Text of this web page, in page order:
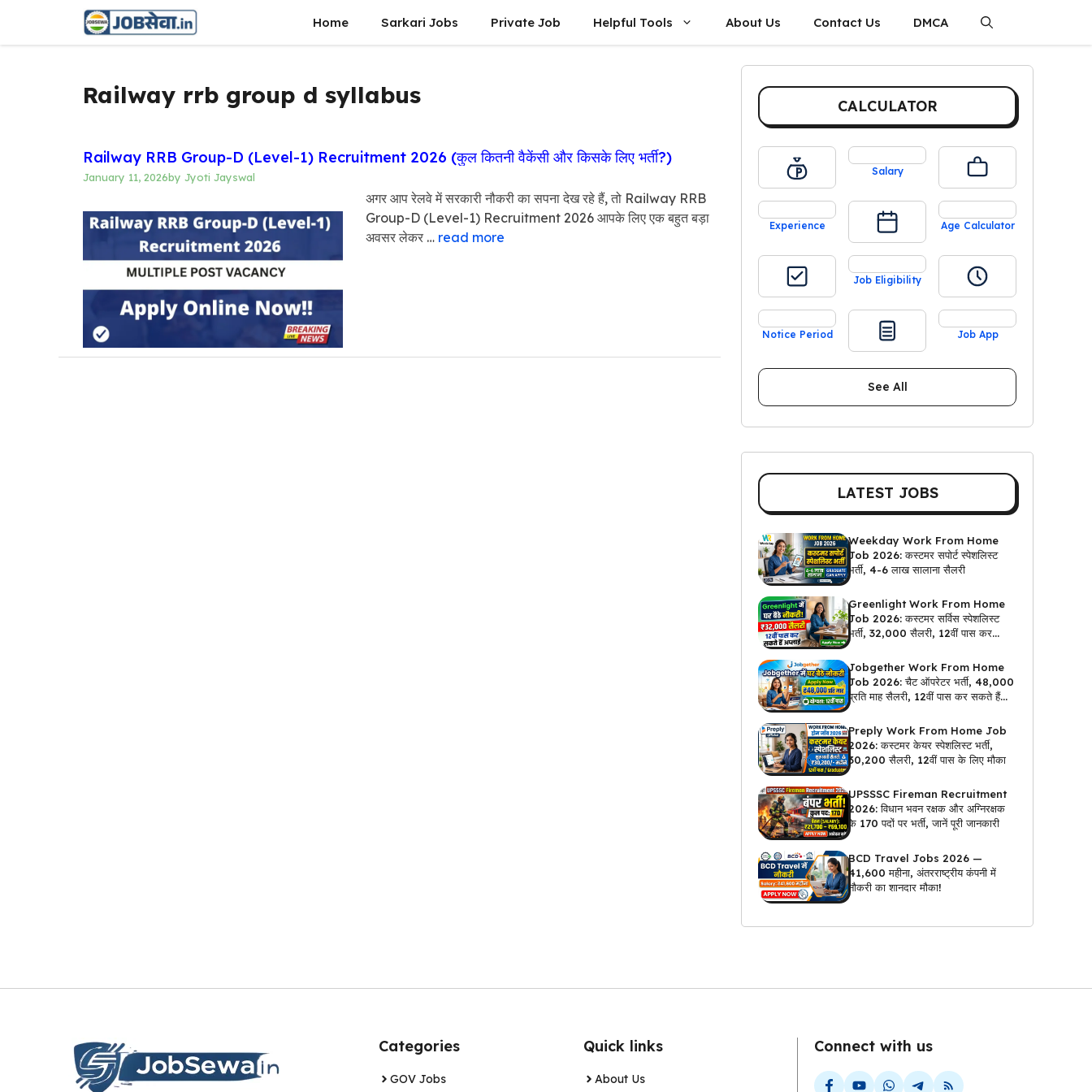
content
Home Sarkari Jobs Private Job Helpful Tools About Us Contact Us DMCA
Railway rrb group d syllabus
Railway RRB Group-D (Level-1) Recruitment 2026 (कुल कितनी वैकेंसी और किसके लिए भर्ती?)
January 11, 2026by Jyoti Jayswal
अगर आप रेलवे में सरकारी नौकरी का सपना देख रहे हैं, तो Railway RRB
Group-D (Level-1) Recruitment 2026 आपके लिए एक बहुत बड़ा
अवसर लेकर … read more
CALCULATOR
Salary
Experience Age Calculator
Job Eligibility
Notice Period Job App
See All
LATEST JOBS
Weekday Work From Home
Job 2026: कस्टमर सपोर्ट स्पेशलिस्ट
भर्ती, 4-6 लाख सालाना सैलरी
Greenlight Work From Home
Job 2026: कस्टमर सर्विस स्पेशलिस्ट
भर्ती, ₹32,000 सैलरी, 12वीं पास कर
सकते हैं अप्लाई
Jobgether Work From Home
Job 2026: चैट ऑपरेटर भर्ती, ₹48,000
प्रति माह सैलरी, 12वीं पास कर सकते हैं
अप्लाई
Preply Work From Home Job
2026: कस्टमर केयर स्पेशलिस्ट भर्ती,
₹30,200 सैलरी, 12वीं पास के लिए मौका
UPSSSC Fireman Recruitment
2026: विधान भवन रक्षक और अग्निरक्षक
के 170 पदों पर भर्ती, जानें पूरी जानकारी
BCD Travel Jobs 2026 —
₹41,600 महीना, अंतरराष्ट्रीय कंपनी में
नौकरी का शानदार मौका!
Categories
GOV Jobs
Quick links
About Us
Connect with us